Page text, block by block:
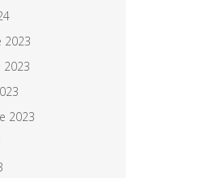
2023
2023
2023